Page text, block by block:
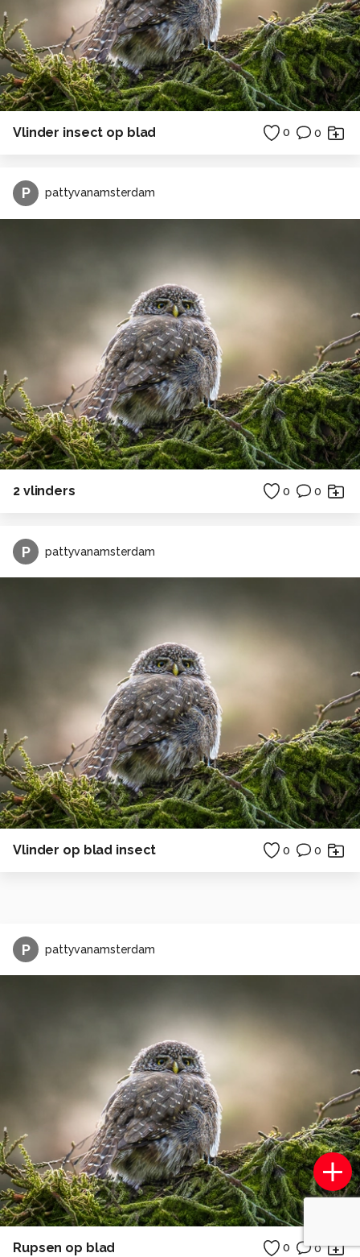
Vlinder insect op blad 0 0
P pattyvanamsterdam
2 vlinders 0 0
P pattyvanamsterdam
Vlinder op blad insect 0 0
P pattyvanamsterdam
Rupsen op blad 0 0